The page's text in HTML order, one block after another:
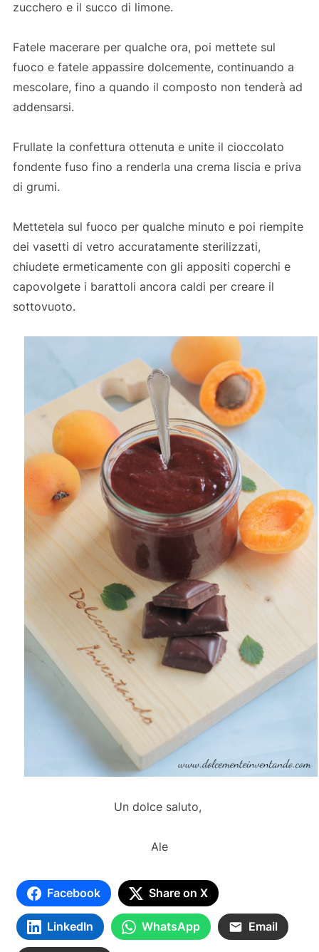
zucchero e il succo di limone.
Fatele macerare per qualche ora, poi mettete sul
fuoco e fatele appassire dolcemente, continuando a
mescolare, fino a quando il composto non tenderà ad
addensarsi.
Frullate la confettura ottenuta e unite il cioccolato
fondente fuso fino a renderla una crema liscia e priva
di grumi.
Mettetela sul fuoco per qualche minuto e poi riempite
dei vasetti di vetro accuratamente sterilizzati,
chiudete ermeticamente con gli appositi coperchi e
capovolgete i barattoli ancora caldi per creare il
sottovuoto.
Un dolce saluto,
Ale
Facebook Share on X
LinkedIn WhatsApp Email